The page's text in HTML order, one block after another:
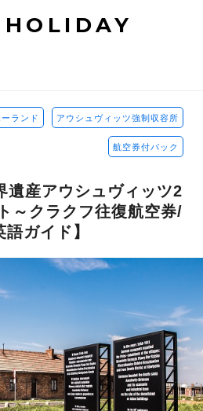
HOLIDAY
ーランド アウシュヴィッツ強制収容所
航空券付パック
遺産アウシュヴィッツ2
～クラクフ往復航空券/
ガイド】